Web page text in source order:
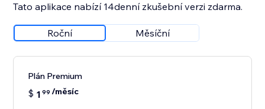
Tato aplikace nabízí 14denní zkušební verzi zdarma.
Roční Měsíční
Plán Premium
$ 1 99 /měsíc